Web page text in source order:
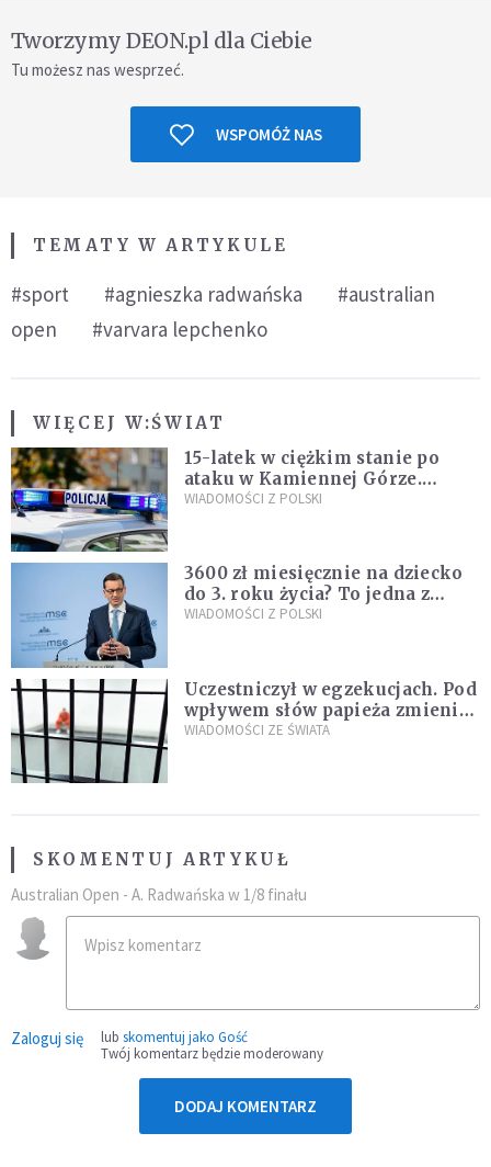
Tworzymy DEON.pl dla Ciebie
Tu możesz nas wesprzeć.
WSPOMÓŻ NAS
TEMATY W ARTYKULE
#sport #agnieszka radwańska
#australian
open
#varvara lepchenko
WIĘCEJ W:ŚWIAT
15-latek w ciężkim stanie po
ataku w Kamiennej Górze.
Policja zatrzymała dwóch
WIADOMOŚCI Z POLSKI
3600 zł miesięcznie na dziecko
do 3. roku życia? To jedna z
propozycji programu "Rozwój
WIADOMOŚCI Z POLSKI
Uczestniczył w egzekucjach. Pod
wpływem słów papieża zmienił
zdanie
WIADOMOŚCI ZE ŚWIATA
SKOMENTUJ ARTYKUŁ
Australian Open - A. Radwańska w 1/8 finału
Zaloguj się lub skomentuj jako Gość
Twój komentarz będzie moderowany
DODAJ KOMENTARZ